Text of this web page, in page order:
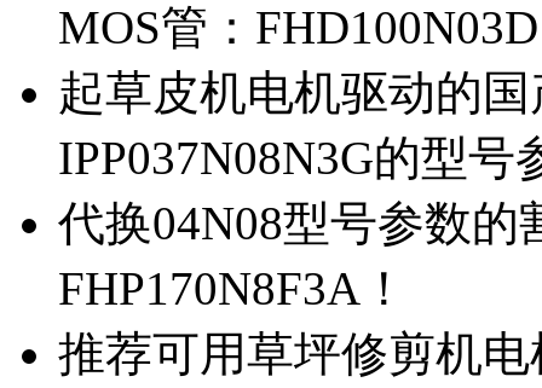
MOS管：
起草皮机电机驱动的
IPP037N08N3G的型号
代换04N08型号参数
FHP170N8F3A！
推荐可用草坪修剪机电